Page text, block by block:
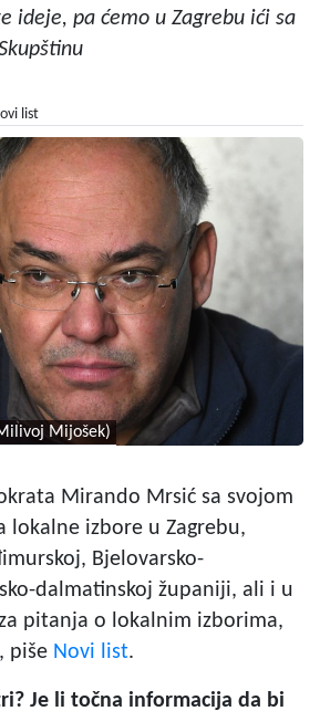
ideje, pa ćemo u Zagrebu ići sa
list
Mijošek)
Mirando Mrsić sa svojom
lokalne izbore u Zagrebu,
Bjelovarsko-
dalmatinskoj županiji, ali i u
pitanja o lokalnim izborima,
piše Novi list.
Je li točna informacija da bi